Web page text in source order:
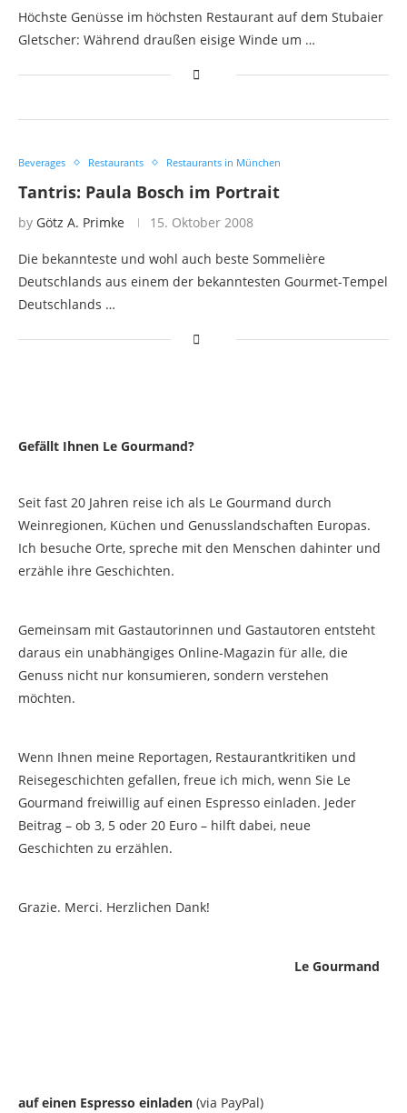
Höchste Genüsse im höchsten Restaurant auf dem Stubaier
Gletscher: Während draußen eisige Winde um …
Beverages Restaurants Restaurants in München
Tantris: Paula Bosch im Portrait
by Götz A. Primke 15. Oktober 2008
Die bekannteste und wohl auch beste Sommelière
Deutschlands aus einem der bekanntesten Gourmet-Tempel
Deutschlands …
Gefällt Ihnen Le Gourmand?
Seit fast 20 Jahren reise ich als Le Gourmand durch
Weinregionen, Küchen und Genusslandschaften Europas.
Ich besuche Orte, spreche mit den Menschen dahinter und
erzähle ihre Geschichten.
Gemeinsam mit Gastautorinnen und Gastautoren entsteht
daraus ein unabhängiges Online-Magazin für alle, die
Genuss nicht nur konsumieren, sondern verstehen
möchten.
Wenn Ihnen meine Reportagen, Restaurantkritiken und
Reisegeschichten gefallen, freue ich mich, wenn Sie Le
Gourmand freiwillig auf einen Espresso einladen. Jeder
Beitrag – ob 3, 5 oder 20 Euro – hilft dabei, neue
Geschichten zu erzählen.
Grazie. Merci. Herzlichen Dank!
Le Gourmand
auf einen Espresso einladen (via PayPal)